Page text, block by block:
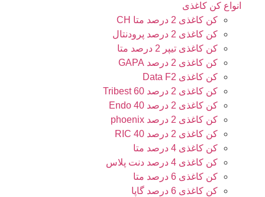
انواع کن کاغذی
کن کاغذی 2 درصد متا CH
کن کاغذی 2 درصد پرودنتال
کن کاغذی تیپر 2 درصد متا
کن کاغذی 2 درصد GAPA
کن کاغذی Data F2
کن کاغذی 2 درصد 60 Tribest
کن کاغذی 2 درصد 40 Endo
کن کاغذی 2 درصد phoenix
کن کاغذی 2 درصد 40 RIC
کن کاغذی 4 درصد متا
کن کاغذی 4 درصد دنت پلاس
کن کاغذی 6 درصد متا
کن کاغذی 6 درصد گاپا